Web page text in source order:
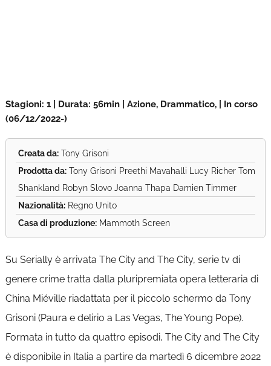
Stagioni: 1 | Durata: 56min | Azione, Drammatico, | In corso
(06/12/2022-)
Creata da:Tony Grisoni
Prodotta da:Tony Grisoni Preethi Mavahalli Lucy Richer Tom
Shankland Robyn Slovo Joanna Thapa Damien Timmer
Nazionalità:Regno Unito
Casa di produzione:Mammoth Screen
Su Serially è arrivata The City and The City, serie tv di
genere crime tratta dalla pluripremiata opera letteraria di
China Miéville riadattata per il piccolo schermo da Tony
Grisoni (Paura e delirio a Las Vegas, The Young Pope).
Formata in tutto da quattro episodi, The City and The City
è disponibile in Italia a partire da martedì 6 dicembre 2022